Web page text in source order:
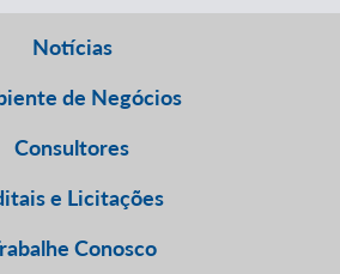
Notícias
de Negócios
Consultores
e Licitações
Conosco